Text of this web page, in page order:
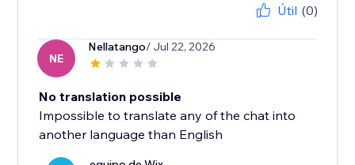
Útil (0)
NE
Nellatango/ Jul 22, 2026
No translation possible
Impossible to translate any of the chat into
another language than English